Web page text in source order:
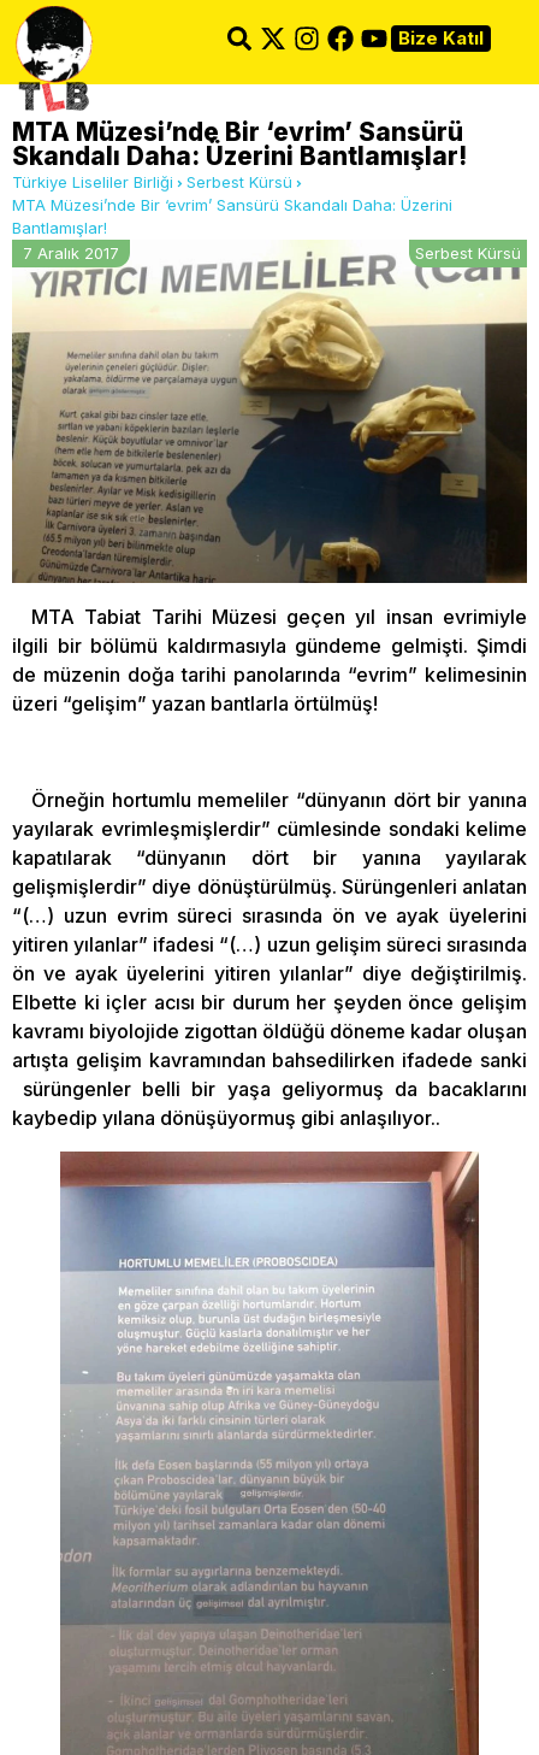
Bize Katıl
MTA Müzesi’nde Bir ‘evrim’ Sansürü
Skandalı Daha: Üzerini Bantlamışlar!
Türkiye Liseliler Birliği
Serbest Kürsü
MTA Müzesi’nde Bir ‘evrim’ Sansürü Skandalı Daha: Üzerini
Bantlamışlar!
7 Aralık 2017
Serbest Kürsü
MTA Tabiat Tarihi Müzesi geçen yıl insan evrimiyle
ilgili bir bölümü kaldırmasıyla gündeme gelmişti. Şimdi
de müzenin doğa tarihi panolarında “evrim” kelimesinin
üzeri “gelişim” yazan bantlarla örtülmüş!
Örneğin hortumlu memeliler “dünyanın dört bir yanına
yayılarak evrimleşmişlerdir” cümlesinde sondaki kelime
kapatılarak “dünyanın dört bir yanına yayılarak
gelişmişlerdir” diye dönüştürülmüş. Sürüngenleri anlatan
“(…) uzun evrim süreci sırasında ön ve ayak üyelerini
yitiren yılanlar” ifadesi “(…) uzun gelişim süreci sırasında
ön ve ayak üyelerini yitiren yılanlar” diye değiştirilmiş.
Elbette ki içler acısı bir durum her şeyden önce gelişim
kavramı biyolojide zigottan öldüğü döneme kadar oluşan
artışta gelişim kavramından bahsedilirken ifadede sanki
sürüngenler belli bir yaşa geliyormuş da bacaklarını
kaybedip yılana dönüşüyormuş gibi anlaşılıyor..